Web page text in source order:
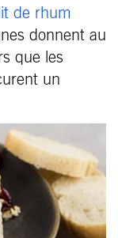
de rhum
donnent au
que les
un